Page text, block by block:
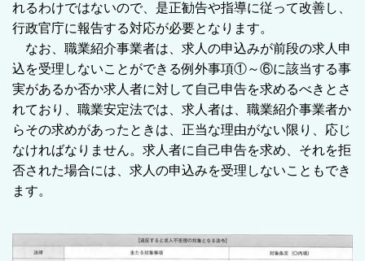
れるわけではないので、是正勧告や指導に従って改善し、
行政官庁に報告する対応が必要となります。
なお、職業紹介事業者は、求人の申込みが前段の求人申
込を受理しないことができる例外事項①～⑥に該当する事
実があるか否か求人者に対して自己申告を求めるべきとさ
れており、職業安定法では、求人者は、職業紹介事業者か
らその求めがあったときは、正当な理由がない限り、応じ
なければなりません。求人者に自己申告を求め、それを拒
否された場合には、求人の申込みを受理しないこともでき
ます。